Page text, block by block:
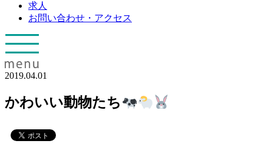
求人
お問い合わせ・アクセス
2019.04.01
かわいい動物たち